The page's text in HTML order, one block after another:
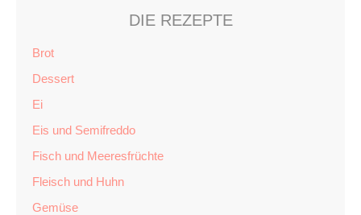
DIE REZEPTE
Brot
Dessert
Ei
Eis und Semifreddo
Fisch und Meeresfrüchte
Fleisch und Huhn
Gemüse